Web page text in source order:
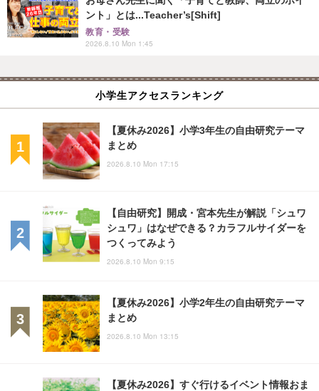
ント」とは...Teacher’s[Shift]
教育・受験
2026.8.10 Mon 1:45
小学生アクセスランキング
【夏休み2026】小学3年生の自由研究テーマ
まとめ
2026.8.10 Mon 17:15
【自由研究】開成・宮本先生が解説「シュワ
シュワ」はなぜできる？カラフルサイダーを
つくってみよう
2026.8.10 Mon 9:15
【夏休み2026】小学2年生の自由研究テーマ
まとめ
2026.8.10 Mon 13:15
【夏休み2026】すぐ行けるイベント情報おま